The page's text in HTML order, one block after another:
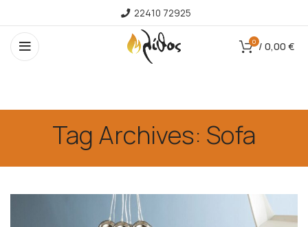
22410 72925
0 / 0,00 €
Tag Archives: Sofa